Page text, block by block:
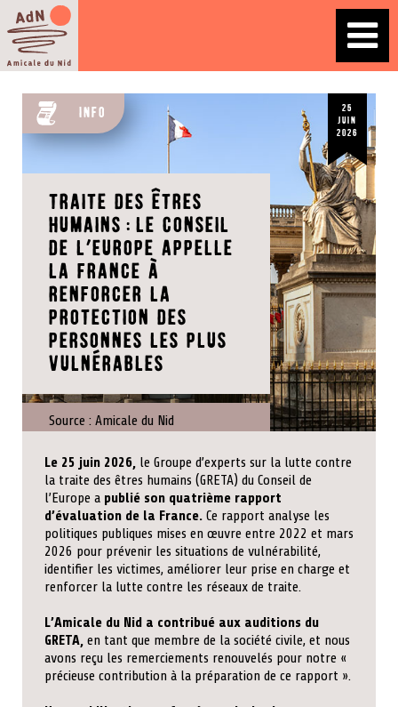
Traite des êtres
humains:le Conseil
de l’Europe appelle
la France à
renforcer la
protection des
personnes les plus
vulnérables
25
juin
2026
Info
Source : Amicale du Nid
Le 25 juin 2026, le Groupe d’experts sur la lutte contre
la traite des êtres humains (GRETA) du Conseil de
l’Europe a publié son quatrième rapport
d’évaluation de la France. Ce rapport analyse les
politiques publiques mises en œuvre entre 2022 et mars
2026 pour prévenir les situations de vulnérabilité,
identifier les victimes, améliorer leur prise en charge et
renforcer la lutte contre les réseaux de traite.
L’Amicale du Nid a contribué aux auditions du
GRETA, en tant que membre de la société civile, et nous
avons reçu les remerciements renouvelés pour notre «
précieuse contribution à la préparation de ce rapport ».